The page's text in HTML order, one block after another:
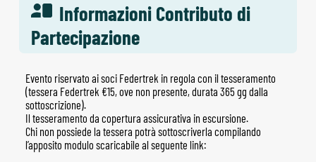
Informazioni Contributo di
Partecipazione
Evento riservato ai soci Federtrek in regola con il tesseramento
(tessera Federtrek €15, ove non presente, durata 365 gg dalla
sottoscrizione).
Il tesseramento da copertura assicurativa in escursione.
Chi non possiede la tessera potrà sottoscriverla compilando
l’apposito modulo scaricabile al seguente link: